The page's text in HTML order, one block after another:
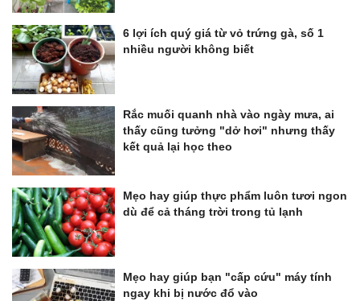
6 lợi ích quý giá từ vỏ trứng gà, số 1
nhiều người không biết
Rắc muối quanh nhà vào ngày mưa, ai
thấy cũng tưởng "dở hơi" nhưng thấy
kết quả lại học theo
Mẹo hay giúp thực phẩm luôn tươi ngon
dù để cả tháng trời trong tủ lạnh
Mẹo hay giúp bạn "cấp cứu" máy tính
ngay khi bị nước đổ vào